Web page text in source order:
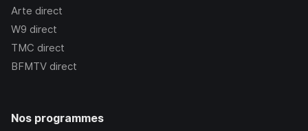
Arte direct
W9 direct
TMC direct
BFMTV direct
Nos programmes